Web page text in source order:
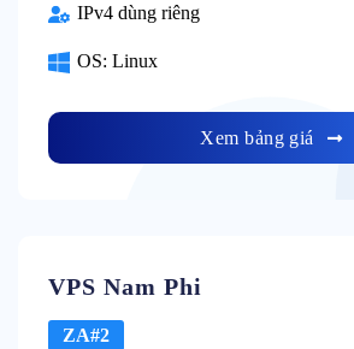
IPv4 dùng riêng
OS: Linux
Xem bảng giá
VPS Nam Phi
ZA#2